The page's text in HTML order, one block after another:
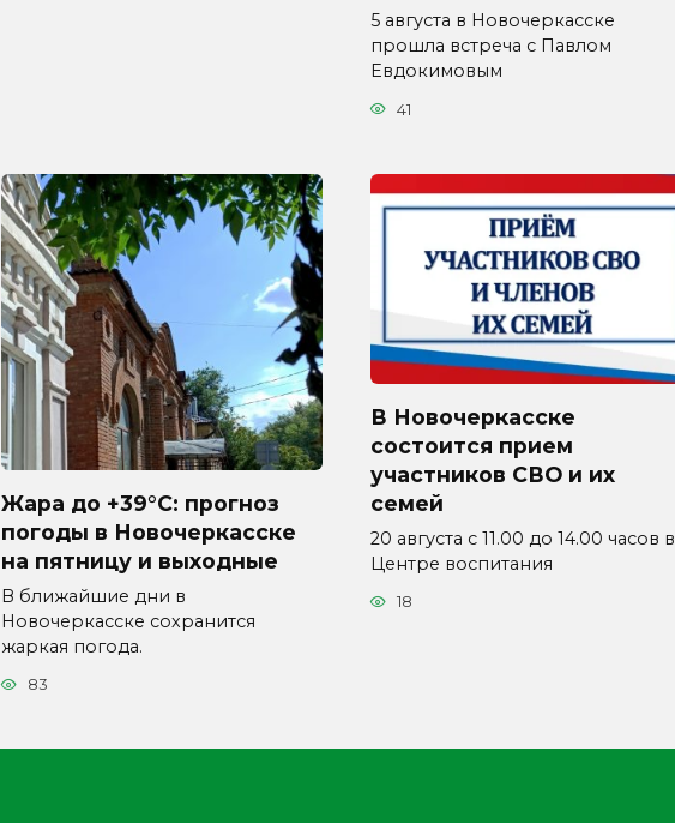
5 августа в Новочеркасске
прошла встреча с Павлом
Евдокимовым
41
Жара до +39°C: прогноз
погоды в Новочеркасске
на пятницу и выходные
В ближайшие дни в
Новочеркасске сохранится
жаркая погода.
83
В Новочеркасске
состоится прием
участников СВО и их
семей
20 августа с 11.00 до 14.00 часов в
Центре воспитания
18